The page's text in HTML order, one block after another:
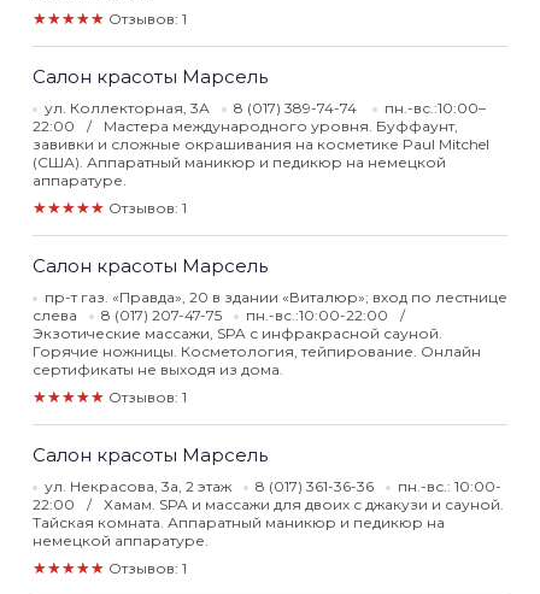
★★★★★ Отзывов: 1
Салон красоты Марсель
ул. Коллекторная, 3А 8 (017) 389-74-74
пн.-вс.:10:00–
22:00
Мастера международного уровня. Буффаунт,
завивки и сложные окрашивания на косметике Paul Mitchel
(США). Аппаратный маникюр и педикюр на немецкой
аппаратуре.
★★★★★ Отзывов: 1
Салон красоты Марсель
пр-т газ. «Правда», 20 в здании «Виталюр»; вход по лестнице
слева
8 (017) 207-47-75
пн.-вс.:10:00-22:00
Экзотические массажи, SPA с инфракрасной сауной.
Горячие ножницы. Косметология, тейпирование. Онлайн
сертификаты не выходя из дома.
★★★★★ Отзывов: 1
Салон красоты Марсель
ул. Некрасова, 3а, 2 этаж 8 (017) 361-36-36
пн.-вс.: 10:00-
22:00
Хамам. SPA и массажи для двоих с джакузи и сауной.
Тайская комната. Аппаратный маникюр и педикюр на
немецкой аппаратуре.
★★★★★ Отзывов: 1